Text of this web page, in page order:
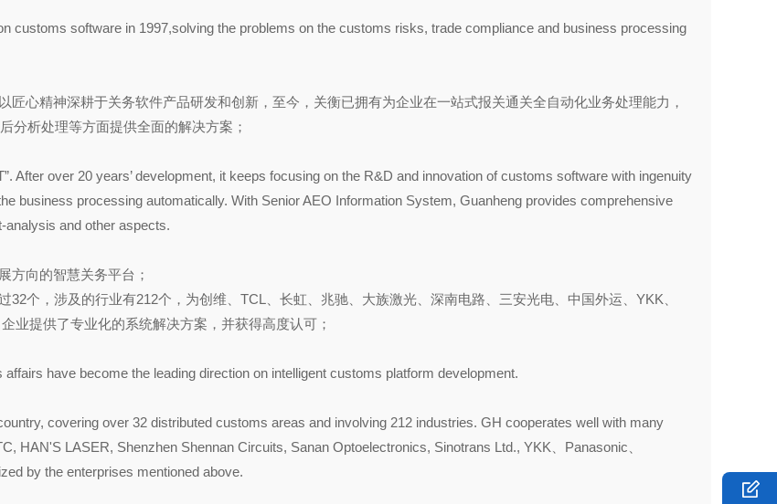
customs software in 1997,solving the problems on the customs risks, trade compliance and business processing
心精神深耕于关务软件产品研发和创新，至今，关衡已拥有为企业在一站式报关通关全自动化业务处理能力，
分析处理等方面提供全面的解决方案；
After over 20 years’ development, it keeps focusing on the R&D and innovation of customs software with ingenuity
business processing automatically. With Senior AEO Information System, Guanheng provides comprehensive
and other aspects.
方向的智慧关务平台；
个，涉及的行业有212个，为创维、TCL、长虹、兆驰、大族激光、深南电路、三安光电、中国外运、YKK、
业提供了专业化的系统解决方案，并获得高度认可；
have become the leading direction on intelligent customs platform development.
covering over 32 distributed customs areas and involving 212 industries. GH cooperates well with many
HAN'S LASER, Shenzhen Shennan Circuits, Sanan Optoelectronics, Sinotrans Ltd., YKK、Panasonic、
by the enterprises mentioned above.